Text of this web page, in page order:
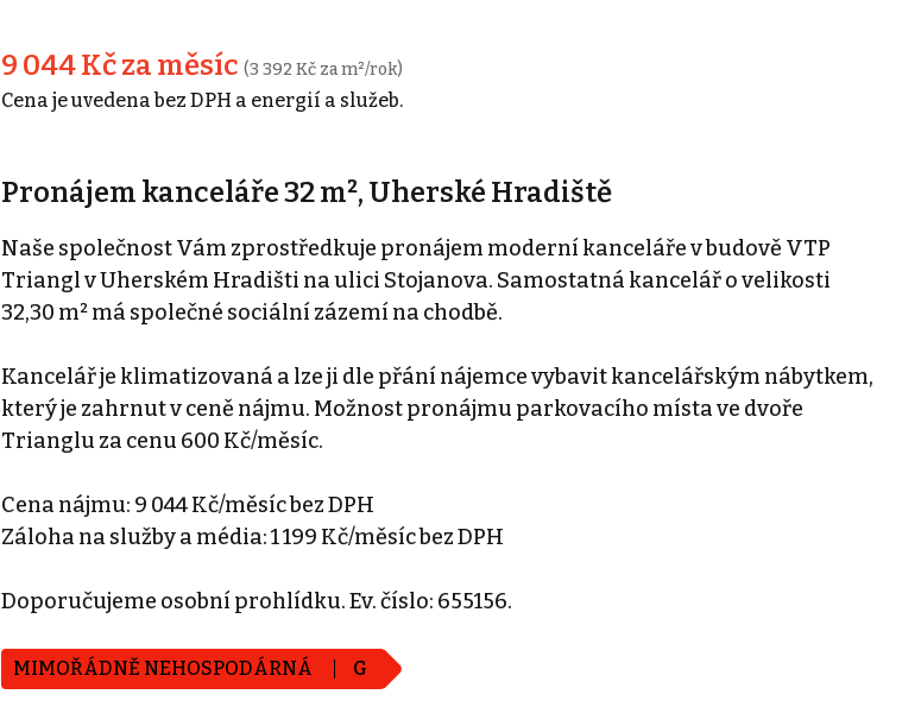
9 044 Kč za měsíc (3 392 Kč za m²/rok)
Cena je uvedena bez DPH a energií a služeb.
Pronájem kanceláře 32 m², Uherské Hradiště
Naše společnost Vám zprostředkuje pronájem moderní kanceláře v budově VTP
Triangl v Uherském Hradišti na ulici Stojanova. Samostatná kancelář o velikosti
32,30 m² má společné sociální zázemí na chodbě.
Kancelář je klimatizovaná a lze ji dle přání nájemce vybavit kancelářským nábytkem,
který je zahrnut v ceně nájmu. Možnost pronájmu parkovacího místa ve dvoře
Trianglu za cenu 600 Kč/měsíc.
Cena nájmu: 9 044 Kč/měsíc bez DPH
Záloha na služby a média: 1 199 Kč/měsíc bez DPH
Doporučujeme osobní prohlídku. Ev. číslo: 655156.
MIMOŘÁDNĚ NEHOSPODÁRNÁ G